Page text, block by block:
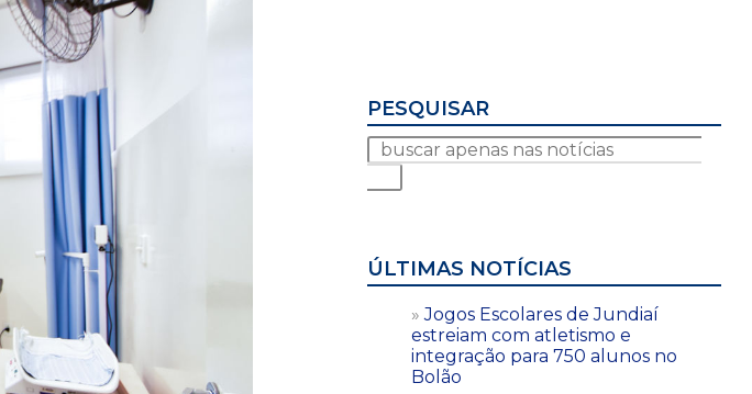
PESQUISAR
ÚLTIMAS NOTÍCIAS
Jogos Escolares de Jundiaí
estreiam com atletismo e
integração para 750 alunos no
Bolão